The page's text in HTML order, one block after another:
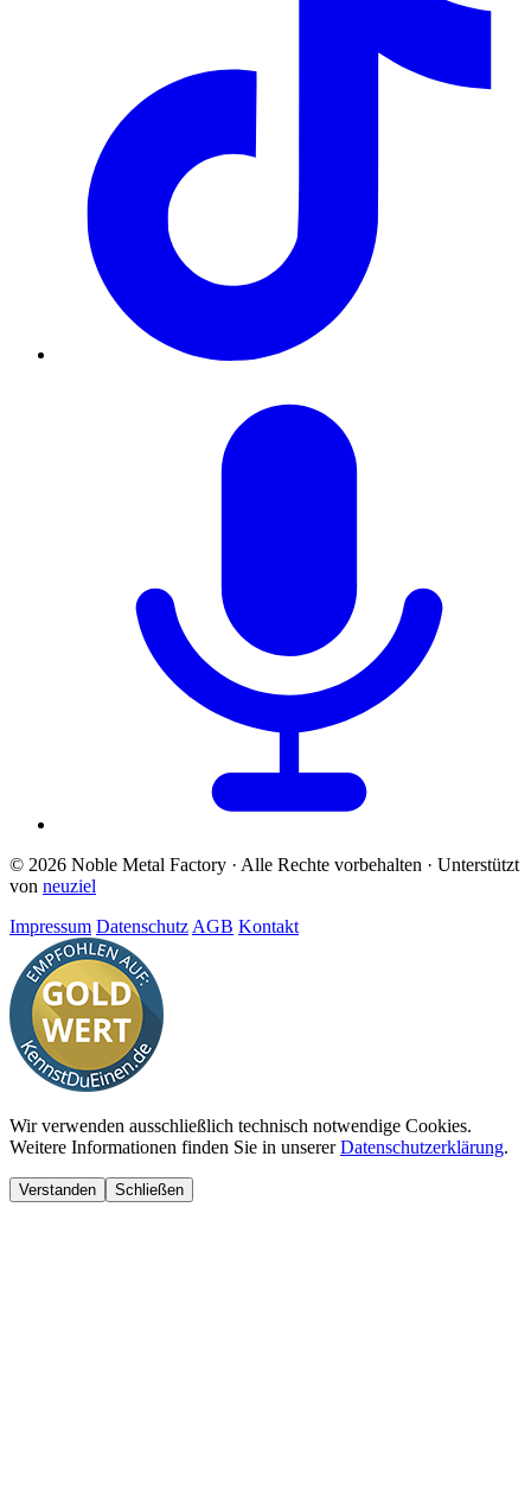
© 2026 Noble Metal Factory · Alle Rechte vorbehalten · Unterstützt
von neuziel
Impressum Datenschutz AGB Kontakt
Wir verwenden ausschließlich technisch notwendige Cookies.
Weitere Informationen finden Sie in unsererDatenschutzerklärung.
Verstanden Schließen